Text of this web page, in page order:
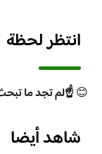
انتظر لحظة
😊☝️لم تجد ما
شاهد أيضا